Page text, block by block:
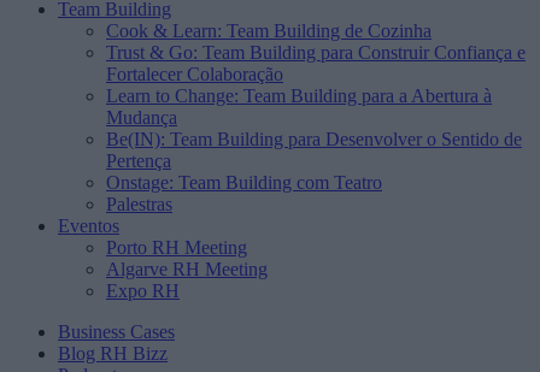
Team Building
Cook & Learn: Team Building de Cozinha
Trust & Go: Team Building para Construir Confiança e
Fortalecer Colaboração
Learn to Change: Team Building para a Abertura à
Mudança
Be(IN): Team Building para Desenvolver o Sentido de
Pertença
Onstage: Team Building com Teatro
Palestras
Eventos
Porto RH Meeting
Algarve RH Meeting
Expo RH
Business Cases
Blog RH Bizz